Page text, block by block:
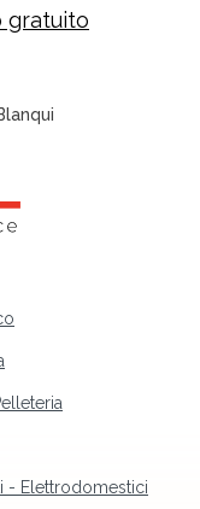
gratuito
- Elettrodomestici